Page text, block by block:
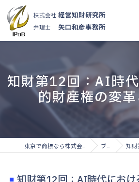
株式会社 経営知財研究所
弁理士 矢口和彦事務所
知財第12回：AI時
的財産権の変
ブログ 知財第
知財第12回：AI時代におけ